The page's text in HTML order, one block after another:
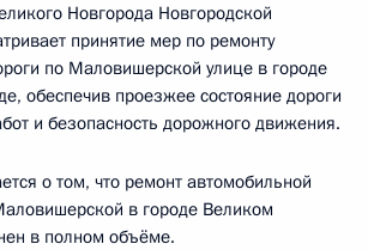
Новгорода Новгородской
принятие мер по ремонту
по Маловишерской улице в городе
обеспечив проезжее состояние дороги
и безопасность дорожного движения.
о том, что ремонт автомобильной
в городе Великом
в полном объёме.